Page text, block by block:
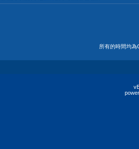
所有的時間均為